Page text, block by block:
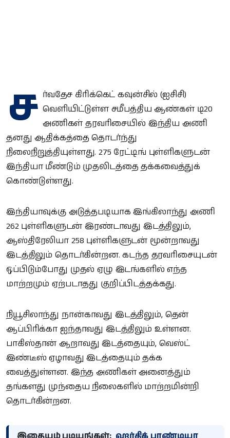
ச ர்வதேச கிரிக்கெட் கவுன்சில் (ஐசிசி)
வெளியிட்டுள்ள சமீபத்திய ஆண்கள் டி20
அணிகள் தரவரிசையில் இந்திய அணி
தனது ஆதிக்கத்தை தொடர்ந்து
நிலைநிறுத்தியுள்ளது. 275 ரேட்டிங் புள்ளிகளுடன்
இந்தியா மீண்டும் முதலிடத்தை தக்கவைத்துக்
கொண்டுள்ளது.
இந்தியாவுக்கு அடுத்தபடியாக இங்கிலாந்து அணி
262 புள்ளிகளுடன் இரண்டாவது இடத்திலும்,
ஆஸ்திரேலியா 258 புள்ளிகளுடன் மூன்றாவது
இடத்திலும் தொடர்கின்றன. கடந்த தரவரிசையுடன்
ஒப்பிடும்போது முதல் ஏழு இடங்களில் எந்த
மாற்றமும் ஏற்படாதது குறிப்பிடத்தக்கது.
நியூசிலாந்து நான்காவது இடத்திலும், தென்
ஆப்பிரிக்கா ஐந்தாவது இடத்திலும் உள்ளன.
பாகிஸ்தான் ஆறாவது இடத்தையும், வெஸ்ட்
இண்டீஸ் ஏழாவது இடத்தையும் தக்க
வைத்துள்ளன. இந்த அணிகள் அனைத்தும்
தங்களது முந்தைய நிலைகளில் மாற்றமின்றி
தொடர்கின்றன.